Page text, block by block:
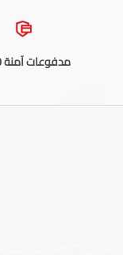
مدفوعات آمنة 100%